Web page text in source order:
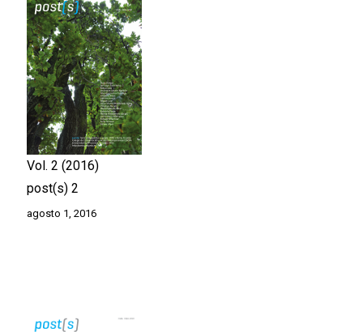
Vol. 2 2016
post(s) 2
agosto 1, 2016